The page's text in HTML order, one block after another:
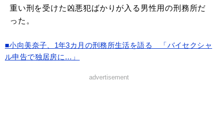
重い刑を受けた凶悪犯ばかりが入る男性用の刑務所だ
った。
■小向美奈子、1年3カ月の刑務所生活を語る 「バイセクシャ
ル申告で独居房に…」
advertisement